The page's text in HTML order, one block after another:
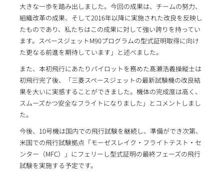
大きな一歩を踏み出しました。今回の成果は、チームの努力、
組織改革の成果、そして2016年以降に実施された改良を反映し
たものであり、私たちはこの成果に対して強い誇りを持ってい
ます。スペースジェットM90プログラムの型式証明取得に向け
た更なる前進を期待しています」と述べました。
また、本初飛行にあたりパイロットを務めた髙瀬浩義操縦士は
初飛行完了後、「三菱スペースジェットの最新試験機の改良結
果を大いに実感することができました。機体の完成度は高く、
スムーズかつ安全なフライトになりました」とコメントしまし
た。
今後、10号機は国内での飛行試験を継続し、準備ができ次第、
米国での飛行試験拠点「モーゼスレイク・フライトテスト・セ
ンター（MFC）」にフェリーし型式証明の最終フェーズの飛行
試験を実施する予定です。